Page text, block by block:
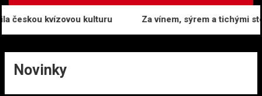
českou kvízovou kulturu Za vínem, sýrem a tichými
Novinky